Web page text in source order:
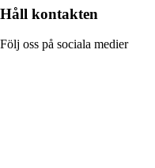
Håll kontakten
Följ oss på sociala medier